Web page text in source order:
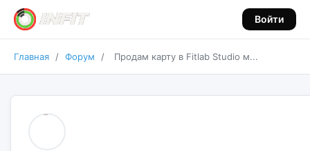
Войти
Главная / Форум / Продам карту в Fitlab Studio м...